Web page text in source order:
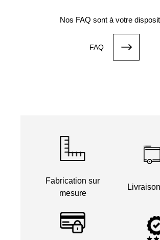
Nos FAQ sont à votre
FAQ
Fabrication sur
mesure